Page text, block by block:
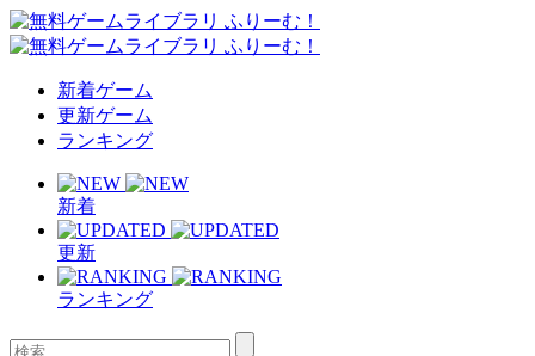
新着ゲーム
更新ゲーム
ランキング
新着
更新
ランキング